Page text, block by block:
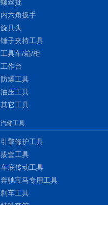
螺丝批
内六角扳手
旋具头
锤子夹持工具
工具车/箱/柜
工作台
防爆工具
油压工具
其它工具
汽修工具
引擎修护工具
拔套工具
车底传动工具
奔驰宝马专用工具
刹车工具
特殊套筒